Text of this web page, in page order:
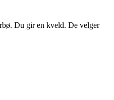
Du gir en kveld. De velger